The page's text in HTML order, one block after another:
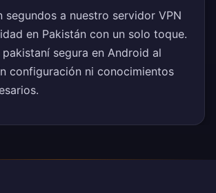
segundos a nuestro servidor VPN
en Pakistán con un solo toque.
pakistaní segura en Android al
configuración ni conocimientos